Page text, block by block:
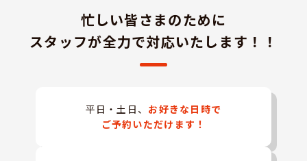
忙しい皆さまのために
スタッフが全力で対応いたします！！
平日・土日、 お好きな日時で
ご予約いただけます！